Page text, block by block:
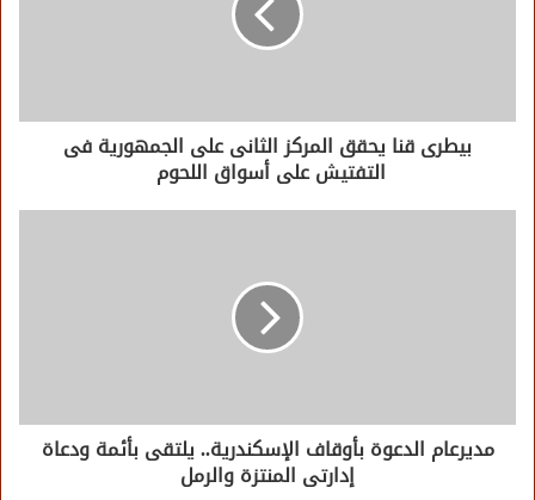
بيطرى قنا يحقق المركز الثانى على الجمهورية فى
التفتيش على أسواق اللحوم
مديرعام الدعوة بأوقاف الإسكندرية.. يلتقى بأئمة ودعاة
إدارتى المنتزة والرمل